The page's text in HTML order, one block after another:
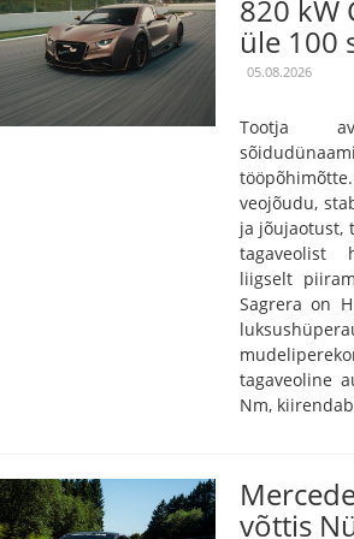
820 kW
üle 100
05.08.2026
Tootja
veojõudu,
ja jõujaotust,
tagaveolist
liigselt
Sagrera on
tagaveoline
Nm,
võttis